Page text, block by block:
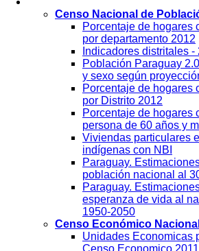
Censo Nacional de
Porcentaje de hogares
por departamento 2012
Indicadores distritales -
Población Paraguay
y sexo según
Porcentaje de hogares
por Distrito 2012
Porcentaje de hogares
persona de 60 años y
Viviendas particulares
indígenas con NBI
Paraguay.
población nacional al
Paraguay.
esperanza de vida al
1950-2050
Censo Económico Nacional
Unidades Economicas
Censo Economico 2011